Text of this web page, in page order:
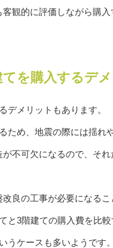
観的に評価しながら購
を購入するデ
デメリットもあります。
ため、地震の際には揺れ
不可欠になるので、そ
良の工事が必要になるこ
と3階建ての購入費を比
うケースも多いようです。